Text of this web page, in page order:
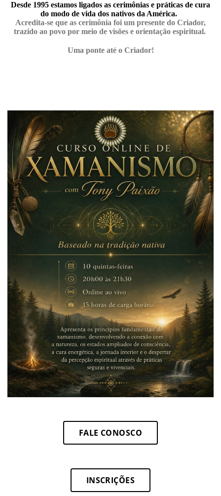
Desde 1995 estamos ligados as cerimônias e práticas de cura
do modo de vida dos nativos da América.
Acredita-se que as cerimônia foi um presente do Criador,
trazido ao povo por meio de visões e orientação espiritual.
Uma ponte até o Criador!
FALE CONOSCO
INSCRIÇÕES